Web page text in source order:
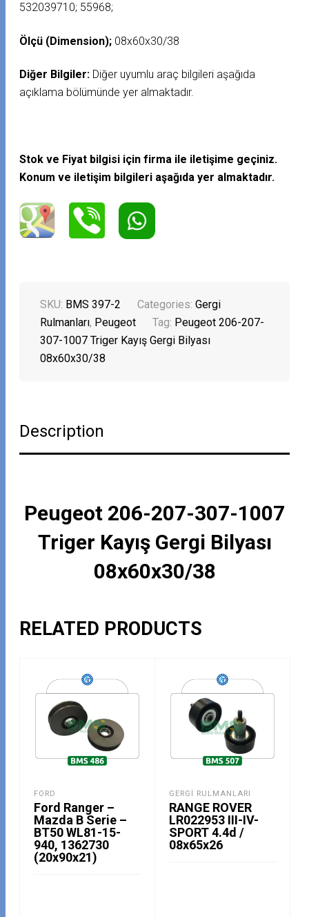
532039710; 55968;
Ölçü (Dimension); 08x60x30/38
Diğer Bilgiler: Diğer uyumlu araç bilgileri aşağıda
açıklama bölümünde yer almaktadır.
Stok ve Fiyat bilgisi için firma ile iletişime geçiniz.
Konum ve iletişim bilgileri aşağıda yer almaktadır.
SKU: BMS 397-2 Categories:Gergi
Rulmanları, Peugeot Tag: Peugeot 206-207-
307-1007 Triger Kayış Gergi Bilyası
08x60x30/38
Description
Peugeot 206-207-307-1007
Triger Kayış Gergi Bilyası
08x60x30/38
RELATED PRODUCTS
FORD
Ford Ranger –
Mazda B Serie –
BT50 WL81-15-
940, 1362730
(20x90x21)
GERGI RULMANLARI
RANGE ROVER
LR022953 III-IV-
SPORT 4.4d /
08x65x26